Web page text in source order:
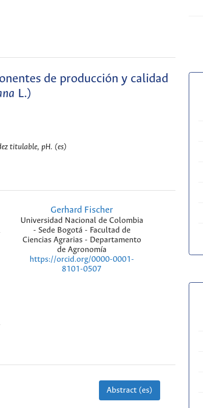
de producción y calidad
L.)
titulable, pH. (es)
Gerhard Fischer
Universidad Nacional de Colombia
- Sede Bogotá - Facultad de
Ciencias Agrarias - Departamento
de Agronomía
https://orcid.org/0000-0001-
8101-0507
Abstract (es)